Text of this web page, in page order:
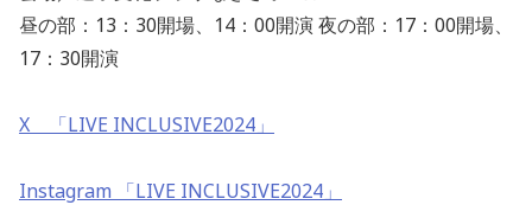
昼の部：13：30開場、14：00開演 夜の部：17：00開場、
17：30開演
X 「LIVE INCLUSIVE2024」
Instagram 「LIVE INCLUSIVE2024」